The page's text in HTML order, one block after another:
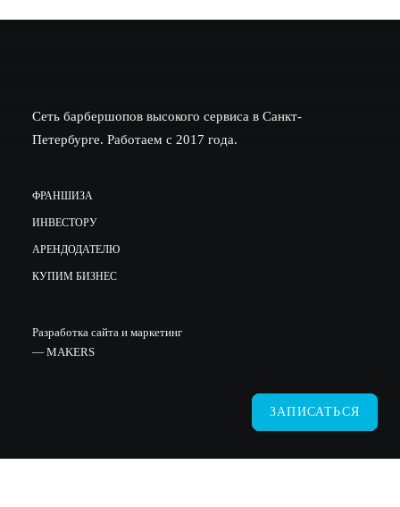
Сеть барбершопов высокого сервиса в Санкт-
Петербурге. Работаем с 2017 года.
ФРАНШИЗА
ИНВЕСТОРУ
АРЕНДОДАТЕЛЮ
КУПИМ БИЗНЕС
Разработка сайта и маркетинг
— MAKERS
ЗАПИСАТЬСЯ